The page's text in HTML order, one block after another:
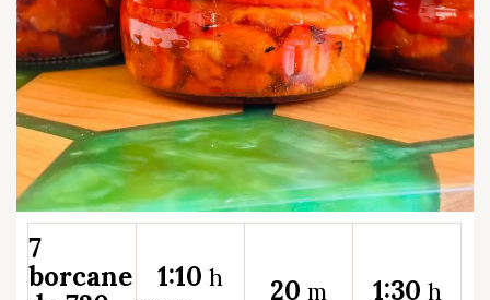
7
borcane
1:10 h 20 m 1:30 h